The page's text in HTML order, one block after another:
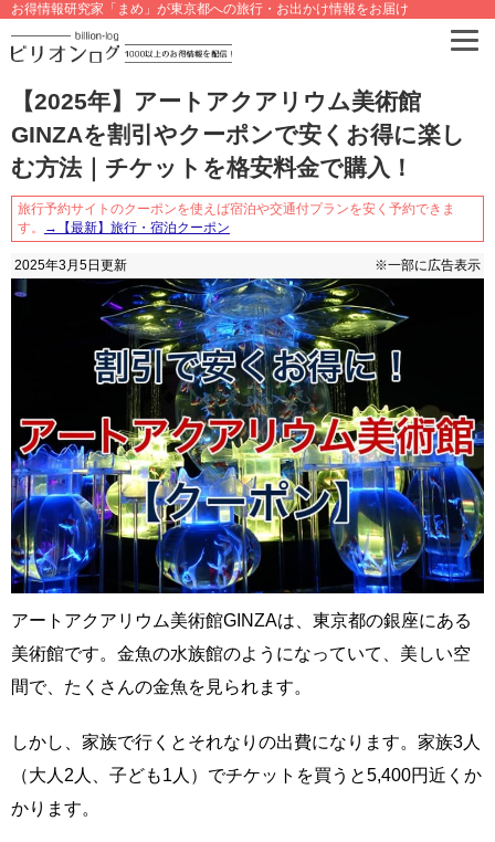
お得情報研究家「まめ」が東京都への旅行・お出かけ情報をお届け
【2025年】アートアクアリウム美術館
GINZAを割引やクーポンで安くお得に楽し
む方法｜チケットを格安料金で購入！
旅行予約サイトのクーポンを使えば宿泊や交通付プランを安く予約できま
す。
→【最新】旅行・宿泊クーポン
2025年3月5日 更新 ※一部に広告表示
アートアクアリウム美術館GINZAは、東京都の銀座にある
美術館です。金魚の水族館のようになっていて、美しい空
間で、たくさんの金魚を見られます。
しかし、家族で行くとそれなりの出費になります。家族3人
（大人2人、子ども1人）でチケットを買うと5,400円近くか
かります。